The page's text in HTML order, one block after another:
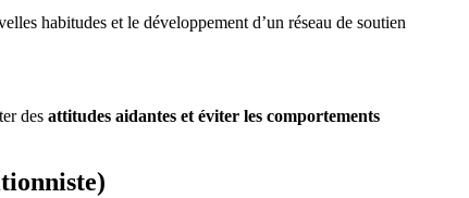
habitudes et le développement d’un réseau de soutien
desattitudes aidantes et éviter les comportements